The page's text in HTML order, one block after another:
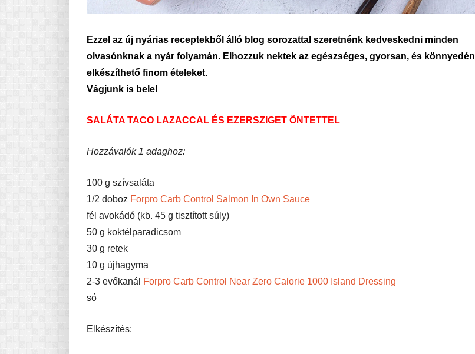
Ezzel az új nyárias receptekből álló blog sorozattal szeretnénk kedveskedni minden
olvasónknak a nyár folyamán. Elhozzuk nektek az egészséges, gyorsan, és könnyedén
elkészíthető finom ételeket.
Vágjunk is bele!
SALÁTA TACO LAZACCAL ÉS EZERSZIGET ÖNTETTEL
Hozzávalók 1 adaghoz:
100 g szívsaláta
1/2 doboz Forpro Carb Control Salmon In Own Sauce
fél avokádó (kb. 45 g tisztított súly)
50 g koktélparadicsom
30 g retek
10 g újhagyma
2-3 evőkanál
Forpro Carb Control Near Zero Calorie 1000 Island Dressing
só
Elkészítés: